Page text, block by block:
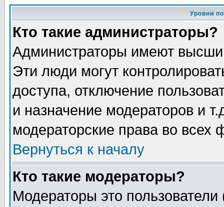
Уровни
Кто такие администраторы?
Администраторы имеют
Эти люди могут
доступа, отключение
и назначение модераторов и
модераторские права во всех
Вернуться к началу
Кто такие модераторы?
Модераторы это